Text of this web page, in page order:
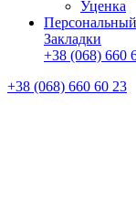
Уценка
Закладки
+38 (068) 660
+38 (068) 660 60 23